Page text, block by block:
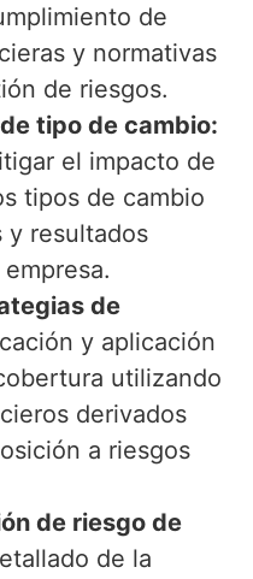
de
y normativas
de riesgos.
tipo de cambio:
el impacto de
tipos de cambio
y resultados
de
y aplicación
utilizando
derivados
a riesgos
de riesgo de
de la